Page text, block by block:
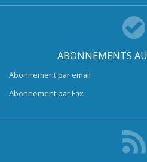
ABONNEMENTS
Abonnement par email
Abonnement par Fax